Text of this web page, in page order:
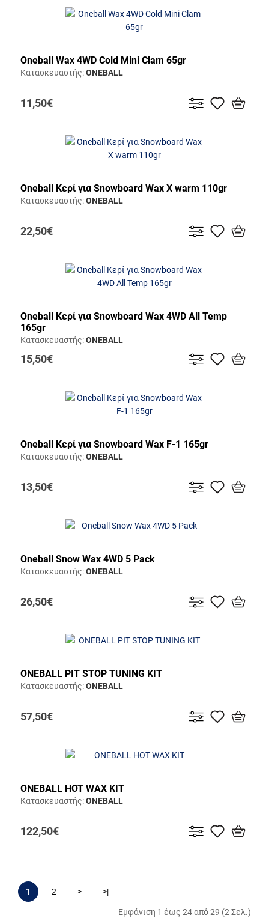
Oneball Wax 4WD Cold Mini Clam 65gr
Κατασκευαστής:ONEBALL
11,50€
Oneball Κερί για Snowboard Wax X warm 110gr
Κατασκευαστής:ONEBALL
22,50€
Oneball Κερί για Snowboard Wax 4WD All Temp
165gr
Κατασκευαστής:ONEBALL
15,50€
Oneball Κερί για Snowboard Wax F-1 165gr
Κατασκευαστής:ONEBALL
13,50€
Oneball Snow Wax 4WD 5 Pack
Κατασκευαστής:ONEBALL
26,50€
ONEBALL PIT STOP TUNING KIT
Κατασκευαστής:ONEBALL
57,50€
ONEBALL HOT WAX KIT
Κατασκευαστής:ONEBALL
122,50€
1 2 > >|
Εμφάνιση 1 έως 24 από 29 (2 Σελ.)